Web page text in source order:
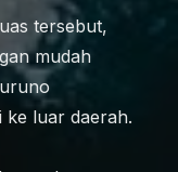
tersebut,
mudah
ke luar daerah.